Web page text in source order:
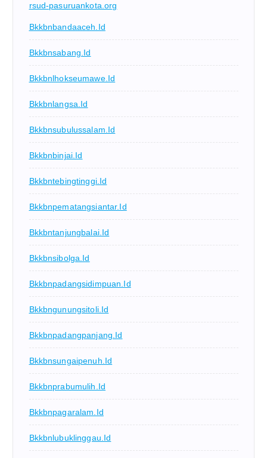
rsud-pasuruankota.org
Bkkbnbandaaceh.id
Bkkbnsabang.id
Bkkbnlhokseumawe.id
Bkkbnlangsa.id
Bkkbnsubulussalam.id
Bkkbnbinjai.id
Bkkbntebingtinggi.id
Bkkbnpematangsiantar.id
Bkkbntanjungbalai.id
Bkkbnsibolga.id
Bkkbnpadangsidimpuan.id
Bkkbngunungsitoli.id
Bkkbnpadangpanjang.id
Bkkbnsungaipenuh.id
Bkkbnprabumulih.id
Bkkbnpagaralam.id
Bkkbnlubuklinggau.id